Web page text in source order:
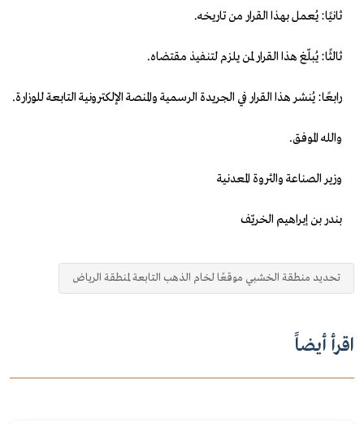
ثانيًا: يُعمل بهذا القرار من تاريخه.
ثالثًا: يُبلّغ هذا القرار لمن يلزم لتنفيذ مقتضاه.
رابعًا: يُنشر هذا القرار في الجريدة الرسمية والمنصة الإلكترونية التابعة للوزارة.
والله الموفق.
وزير الصناعة والثروة المعدنية
بندر بن إبراهيم الخريّف
تحديد منطقة الخشبي موقعًا لخام الذهب التابعة لمنطقة الرياض
اقرأ أيضاً